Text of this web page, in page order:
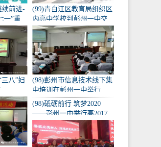
续前进-
一”重
(99)青白江区教育局组织区
内高中学校到彭州一中交
流学习
八”妇
(98)彭州市信息技术线下集
中培训在彭州一中举行
(98)砥砺前行 筑梦2020
——彭州一中举行高2017
级“走进高三、亮剑零诊”誓
师大会